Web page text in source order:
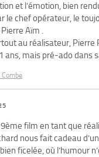
et l’émotion, bien
le chef opérateur, le
Aïm .
au réalisateur, Pierre
ans, mais pré-ado dans
Combe
film en tant que
nous fait cadeau
ficelée, où l’humour